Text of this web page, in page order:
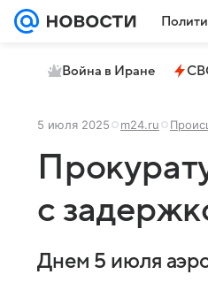
Война в Иране
5 июля 2025 m24.ru
с
Днем 5 июля